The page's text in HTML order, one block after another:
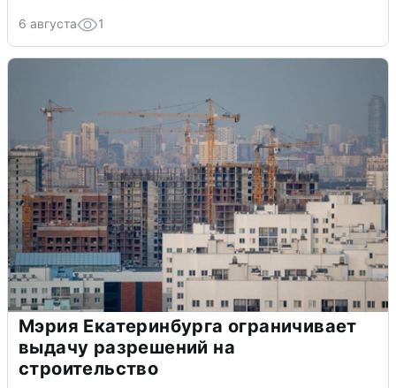
6 августа 1
Мэрия Екатеринбурга ограничивает
выдачу разрешений на
строительство